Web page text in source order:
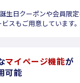
生日クーポンや会員限
スもご用意しています。
マイページ機能が
可能